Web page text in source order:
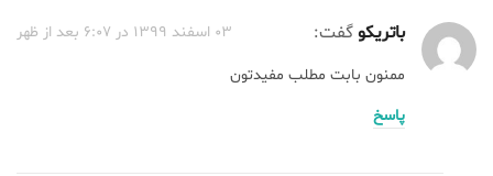
باتریکوگفت: 03 اسفند 1399 در 6:07 بعد از ظهر
ممنون بابت مطلب مفیدتون
پاسخ